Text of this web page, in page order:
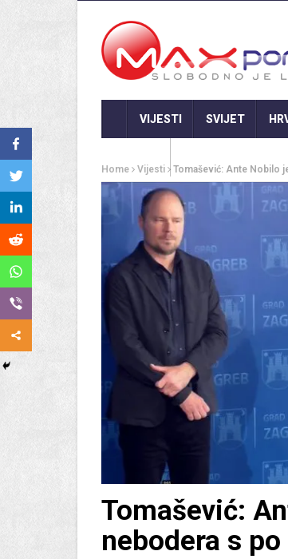
VIJESTI SVIJET
Home Vijesti Tomašević: Ante Nobilo
Tomašević:
nebodera s